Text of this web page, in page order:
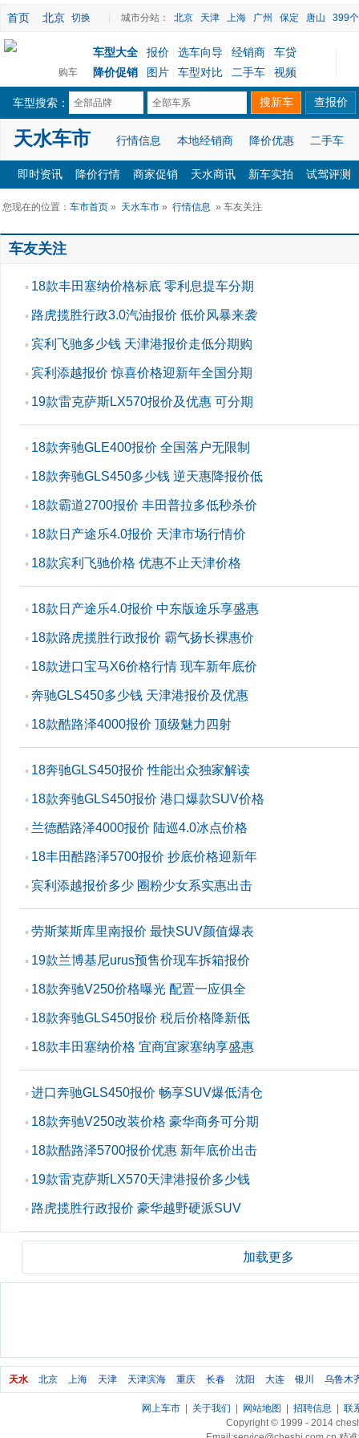
首页 北京 切换 城市分站： 北京 天津 上海 广州 保定 唐山 399
购车
车型大全 报价 选车向导 经销商
车贷
降价促销
图片 车型对比 二手车 视频
车型搜索： 全部品牌 全部车系
天水车市 行情信息 本地经销商 降价优惠 二手车
即时资讯 降价行情 商家促销 天水商讯 新车实拍 试驾评测
您现在的位置： 车市首页 » 天水车市 » 行情信息 » 车友关注
车友关注
▪ 18款丰田塞纳价格标底 零利息提车分期
▪ 路虎揽胜行政3.0汽油报价 低价风暴来袭
▪ 宾利飞驰多少钱 天津港报价走低分期购
▪ 宾利添越报价 惊喜价格迎新年全国分期
▪ 19款雷克萨斯LX570报价及优惠 可分期
▪ 18款奔驰GLE400报价 全国落户无限制
▪ 18款奔驰GLS450多少钱 逆天惠降报价低
▪ 18款霸道2700报价 丰田普拉多低秒杀价
▪ 18款日产途乐4.0报价 天津市场行情价
▪ 18款宾利飞驰价格 优惠不止天津价格
▪ 18款日产途乐4.0报价 中东版途乐享盛惠
▪ 18款路虎揽胜行政报价 霸气扬长裸惠价
▪ 18款进口宝马X6价格行情 现车新年底价
▪ 奔驰GLS450多少钱 天津港报价及优惠
▪ 18款酷路泽4000报价 顶级魅力四射
▪ 18奔驰GLS450报价 性能出众独家解读
▪ 18款奔驰GLS450报价 港口爆款SUV价格
▪ 兰德酷路泽4000报价 陆巡4.0冰点价格
▪ 18丰田酷路泽5700报价 抄底价格迎新年
▪ 宾利添越报价多少 圈粉少女系实惠出击
▪ 劳斯莱斯库里南报价 最快SUV颜值爆表
▪ 19款兰博基尼urus预售价现车拆箱报价
▪ 18款奔驰V250价格曝光 配置一应俱全
▪ 18款奔驰GLS450报价 税后价格降新低
▪ 18款丰田塞纳价格 宜商宜家塞纳享盛惠
▪ 进口奔驰GLS450报价 畅享SUV爆低清仓
▪ 18款奔驰V250改装价格 豪华商务可分期
▪ 18款酷路泽5700报价优惠 新年底价出击
▪ 19款雷克萨斯LX570天津港报价多少钱
▪ 路虎揽胜行政报价 豪华越野硬派SUV
加载更多
天水 北京 上海 天津 天津滨海 重庆 长春 沈阳 大连 银川 乌鲁木
网上车市| 关于我们 网站地图 招聘信息
联
Copyright © 1999 - 2014